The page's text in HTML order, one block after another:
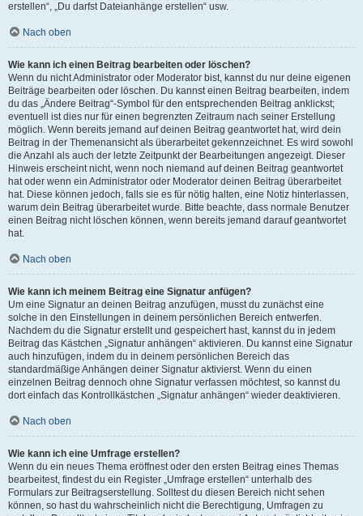
erstellen“, „Du darfst Dateianhänge erstellen“ usw.
Nach oben
Wie kann ich einen Beitrag bearbeiten oder löschen?
Wenn du nicht Administrator oder Moderator bist, kannst du nur deine eigenen
Beiträge bearbeiten oder löschen. Du kannst einen Beitrag bearbeiten, indem
du das „Ändere Beitrag“-Symbol für den entsprechenden Beitrag anklickst;
eventuell ist dies nur für einen begrenzten Zeitraum nach seiner Erstellung
möglich. Wenn bereits jemand auf deinen Beitrag geantwortet hat, wird dein
Beitrag in der Themenansicht als überarbeitet gekennzeichnet. Es wird sowohl
die Anzahl als auch der letzte Zeitpunkt der Bearbeitungen angezeigt. Dieser
Hinweis erscheint nicht, wenn noch niemand auf deinen Beitrag geantwortet
hat oder wenn ein Administrator oder Moderator deinen Beitrag überarbeitet
hat. Diese können jedoch, falls sie es für nötig halten, eine Notiz hinterlassen,
warum dein Beitrag überarbeitet wurde. Bitte beachte, dass normale Benutzer
einen Beitrag nicht löschen können, wenn bereits jemand darauf geantwortet
hat.
Nach oben
Wie kann ich meinem Beitrag eine Signatur anfügen?
Um eine Signatur an deinen Beitrag anzufügen, musst du zunächst eine
solche in den Einstellungen in deinem persönlichen Bereich entwerfen.
Nachdem du die Signatur erstellt und gespeichert hast, kannst du in jedem
Beitrag das Kästchen „Signatur anhängen“ aktivieren. Du kannst eine Signatur
auch hinzufügen, indem du in deinem persönlichen Bereich das
standardmäßige Anhängen deiner Signatur aktivierst. Wenn du einen
einzelnen Beitrag dennoch ohne Signatur verfassen möchtest, so kannst du
dort einfach das Kontrollkästchen „Signatur anhängen“ wieder deaktivieren.
Nach oben
Wie kann ich eine Umfrage erstellen?
Wenn du ein neues Thema eröffnest oder den ersten Beitrag eines Themas
bearbeitest, findest du ein Register „Umfrage erstellen“ unterhalb des
Formulars zur Beitragserstellung. Solltest du diesen Bereich nicht sehen
können, so hast du wahrscheinlich nicht die Berechtigung, Umfragen zu